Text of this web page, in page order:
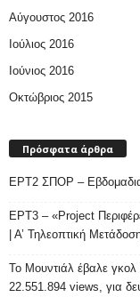
Αύγουστος 2016
Ιούλιος 2016
Ιούνιος 2016
Οκτώβριος 2015
Πρόσφατα άρθρα
ΕΡΤ2 ΣΠΟΡ –
ΕΡΤ3 – «Project
| Α’ Τηλεοπτική
Το Μουντιάλ έβαλε γκολ
22.551.894 views, για